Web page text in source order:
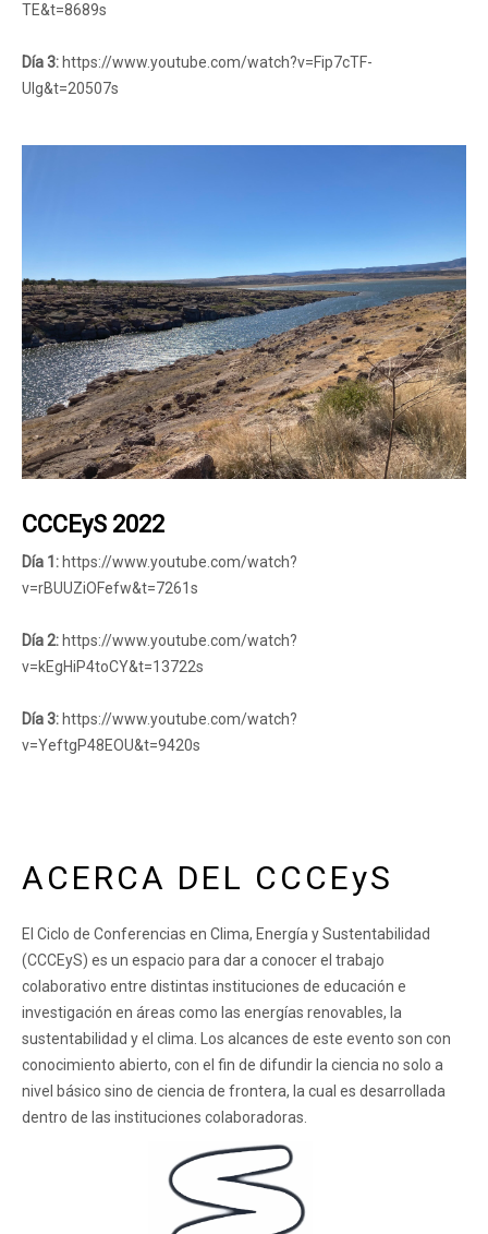
TE&t=8689s
Día 3: https://www.youtube.com/watch?v=Fip7cTF-
UIg&t=20507s
CCCEyS 2022
Día 1: https://www.youtube.com/watch?
v=rBUUZiOFefw&t=7261s
Día 2: https://www.youtube.com/watch?
v=kEgHiP4toCY&t=13722s
Día 3: https://www.youtube.com/watch?
v=YeftgP48EOU&t=9420s
ACERCA DEL CCCEyS
El Ciclo de Conferencias en Clima, Energía y Sustentabilidad
(CCCEyS) es un espacio para dar a conocer el trabajo
colaborativo entre distintas instituciones de educación e
investigación en áreas como las energías renovables, la
sustentabilidad y el clima. Los alcances de este evento son con
conocimiento abierto, con el fin de difundir la ciencia no solo a
nivel básico sino de ciencia de frontera, la cual es desarrollada
dentro de las instituciones colaboradoras.